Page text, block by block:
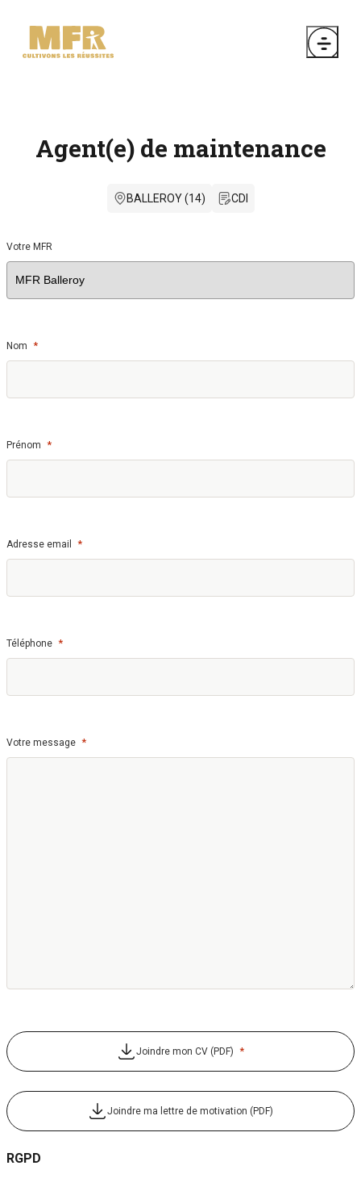
Agent(e) de maintenance
BALLEROY (14) CDI
Votre MFR
Nom *
Prénom *
Adresse email *
Téléphone *
Votre message *
Joindre mon CV (PDF) *
Joindre ma lettre de motivation (PDF)
RGPD